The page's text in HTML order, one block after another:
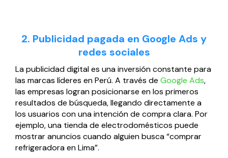
2. Publicidad pagada en Google Ads y
redes sociales
La publicidad digital es una inversión constante para
las marcas líderes en Perú. A través de Google Ads,
las empresas logran posicionarse en los primeros
resultados de búsqueda, llegando directamente a
los usuarios con una intención de compra clara. Por
ejemplo, una tienda de electrodomésticos puede
mostrar anuncios cuando alguien busca “comprar
refrigeradora en Lima”.